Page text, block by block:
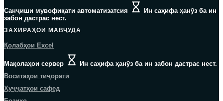
Санҷиши мувофиқати автоматизатсия
Ин саҳифа ҳанӯз ба ин
забон дастрас нест.
ЗАХИРАҲОИ МАВҶУДА
Қолабҳои Excel
Мақолаҳои сервер
Ин саҳифа ҳанӯз ба ин забон дастрас нест.
Воситаҳои тиҷоратӣ
Ҳуҷҷатҳои сафед